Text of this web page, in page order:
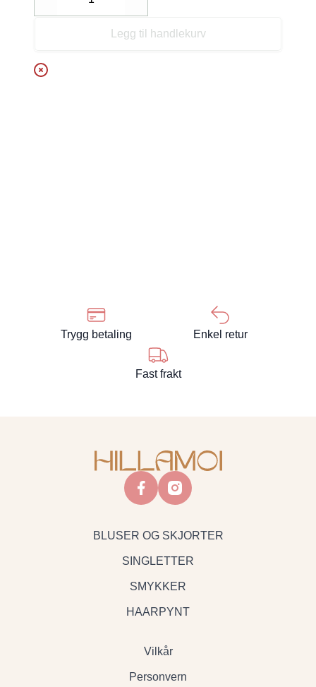
Decrease
Legg til handlekurv
Trygg betaling Enkel retur
Fast frakt
facebookinstagram
BLUSER OG SKJORTER
SINGLETTER
SMYKKER
HAARPYNT
Vilkår
Personvern